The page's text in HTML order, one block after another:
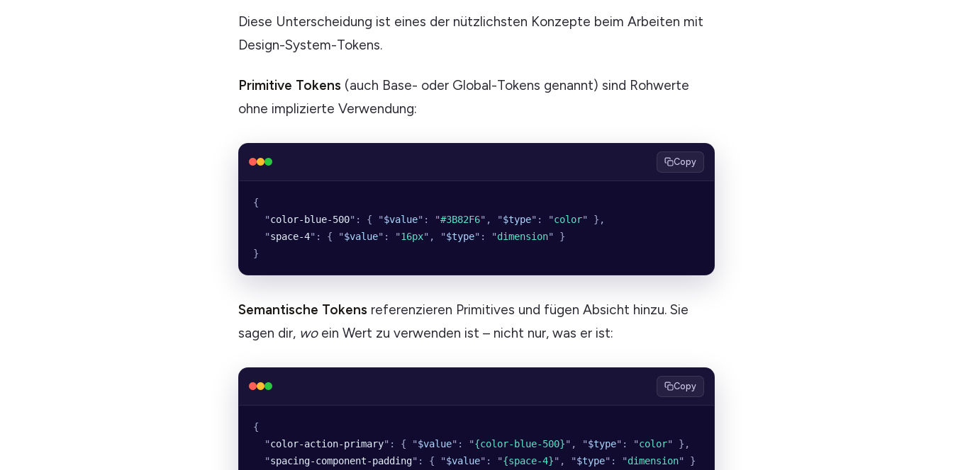
Diese Unterscheidung ist eines der nützlichsten Konzepte beim Arbeiten mit
Design-System-Tokens.
Primitive Tokens (auch Base- oder Global-Tokens genannt) sind Rohwerte
ohne implizierte Verwendung:
Copy
{
  "
color-blue-500" : { "$value" : "#3B82F6" , "$type" : "color"
},
  "
space-4" : { "$value" : "16px" , "$type" : "dimension"
}
}
Semantische Tokens referenzieren Primitives und fügen Absicht hinzu. Sie
sagen dir, woein Wert zu verwenden ist – nicht nur, was er ist:
Copy
{
  "
color-action-primary" : { "$value" : "{color-blue-500}" , "$type" : "color"
},
  "
spacing-component-padding" : { "$value" : "{space-4}" , "$type" : "dimension" }